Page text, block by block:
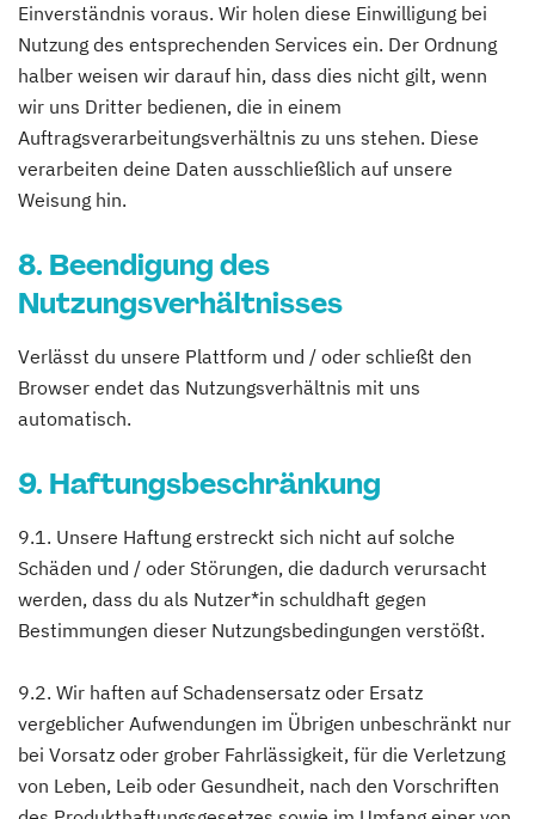
Einverständnis voraus. Wir holen diese Einwilligung bei
Nutzung des entsprechenden Services ein. Der Ordnung
halber weisen wir darauf hin, dass dies nicht gilt, wenn
wir uns Dritter bedienen, die in einem
Auftragsverarbeitungsverhältnis zu uns stehen. Diese
verarbeiten deine Daten ausschließlich auf unsere
Weisung hin.
8. Beendigung des
Nutzungsverhältnisses
Verlässt du unsere Plattform und / oder schließt den
Browser endet das Nutzungsverhältnis mit uns
automatisch.
9. Haftungsbeschränkung
9.1. Unsere Haftung erstreckt sich nicht auf solche
Schäden und / oder Störungen, die dadurch verursacht
werden, dass du als Nutzer*in schuldhaft gegen
Bestimmungen dieser Nutzungsbedingungen verstößt.
9.2. Wir haften auf Schadensersatz oder Ersatz
vergeblicher Aufwendungen im Übrigen unbeschränkt nur
bei Vorsatz oder grober Fahrlässigkeit, für die Verletzung
von Leben, Leib oder Gesundheit, nach den Vorschriften